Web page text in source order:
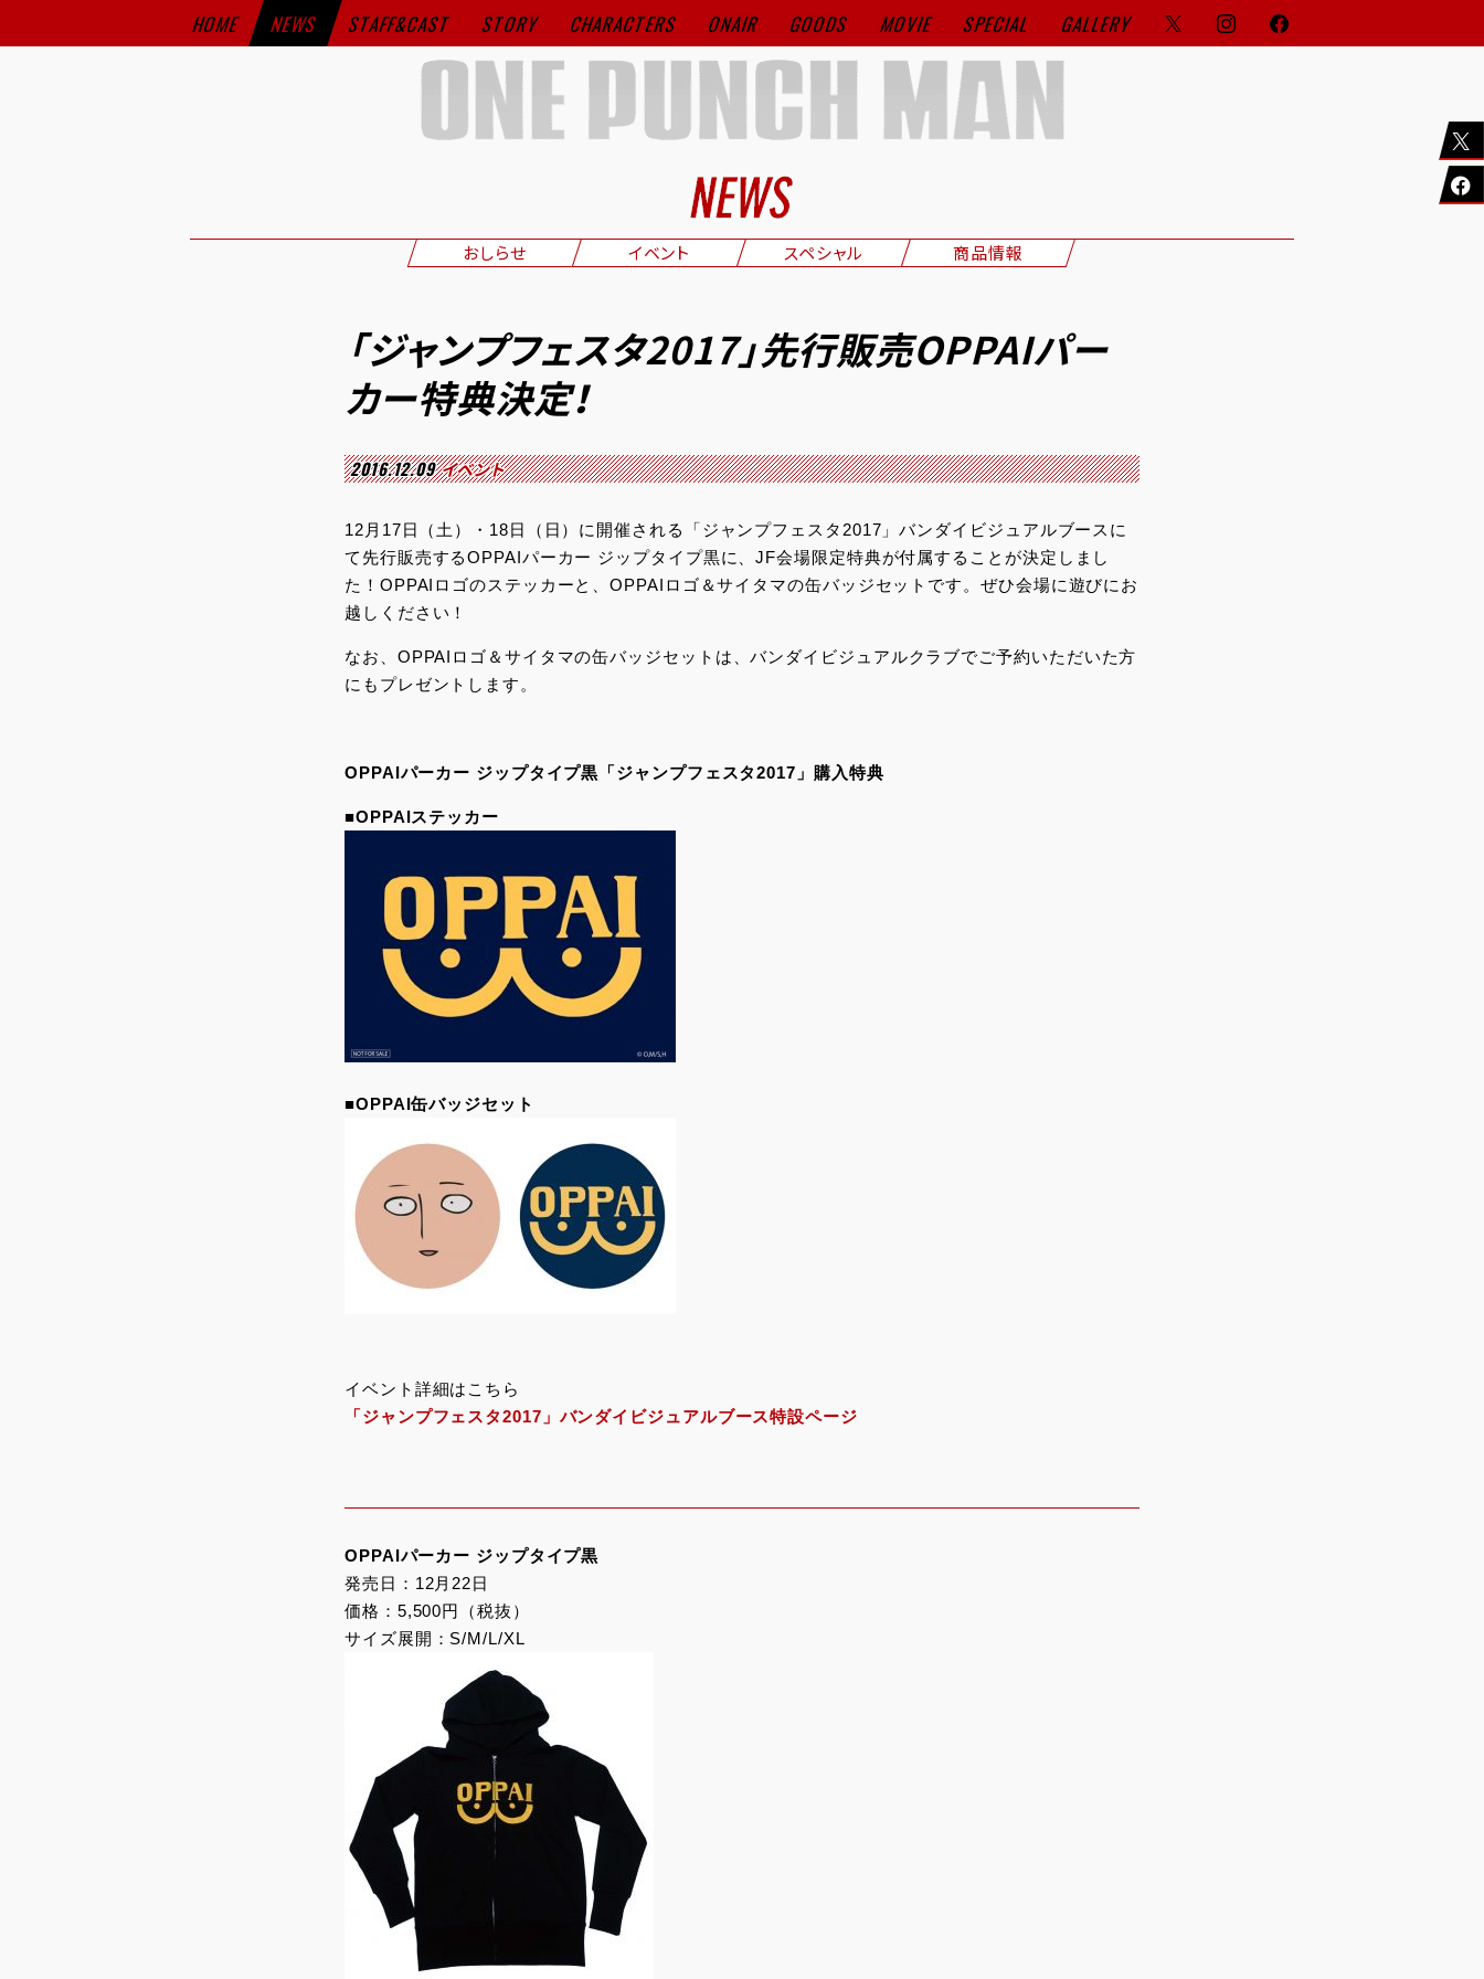
HOME NEWS STAFF&CAST STORY CHARACTERS ONAIR GOODS MOVIE SPECIAL GALLERY
おしらせ イベント スペシャル 商品情報
「ジャンプフェスタ2017」先行販売OPPAIパー
カー特典決定！
2016.12.09 イベント
12月17日（土）・18日（日）に開催される「ジャンプフェスタ2017」バンダイビジュアルブースに
て先行販売するOPPAIパーカー ジップタイプ黒に、JF会場限定特典が付属することが決定しまし
た！OPPAIロゴのステッカーと、OPPAIロゴ＆サイタマの缶バッジセットです。ぜひ会場に遊びにお
越しください！
なお、OPPAIロゴ＆サイタマの缶バッジセットは、バンダイビジュアルクラブでご予約いただいた方
にもプレゼントします。
OPPAIパーカー ジップタイプ黒「ジャンプフェスタ2017」購入特典
■OPPAIステッカー
■OPPAI缶バッジセット
イベント詳細はこちら
「ジャンプフェスタ2017」バンダイビジュアルブース特設ページ
OPPAIパーカー ジップタイプ黒
発売日：12月22日
価格：5,500円（税抜）
サイズ展開：S/M/L/XL